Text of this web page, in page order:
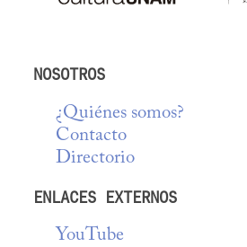
NOSOTROS
¿Quiénes somos?
Contacto
Directorio
ENLACES EXTERNOS
YouTube